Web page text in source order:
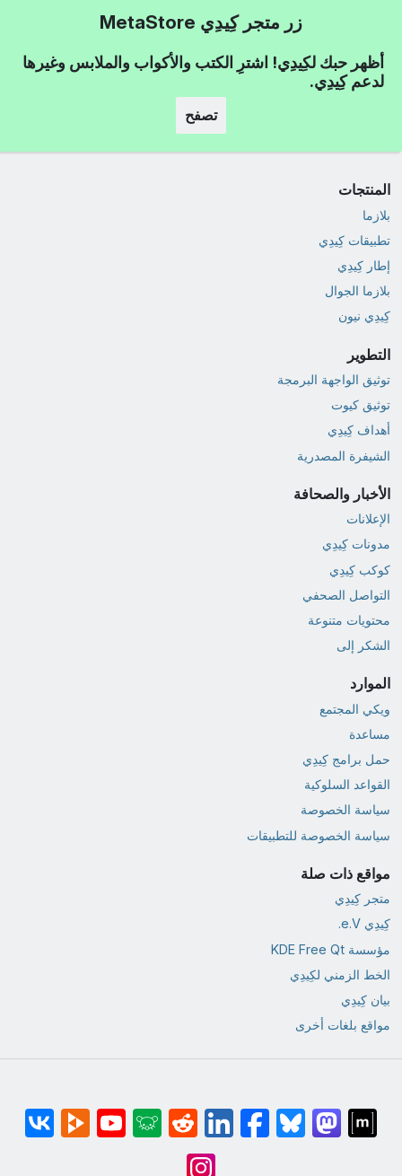
زر متجر كِيدِي MetaStore
أظهر حبك لكِيدِي! اشترِ الكتب والأكواب والملابس وغيرها
لدعم كِيدِي.
تصفح
المنتجات
بلازما
تطبيقات كِيدِي
إطار كِيدِي
بلازما الجوال
كِيدِي نيون
التطوير
توثيق الواجهة البرمجة
توثيق كيوت
أهداف كِيدِي
الشيفرة المصدرية
الأخبار والصحافة
الإعلانات
مدونات كِيدِي
كوكب كِيدِي
التواصل الصحفي
محتويات متنوعة
الشكر إلى
الموارد
ويكي المجتمع
مساعدة
حمل برامج كِيدِي
القواعد السلوكية
سياسة الخصوصة
سياسة الخصوصة للتطبيقات
مواقع ذات صلة
متجر كِيدِي
كِيدِي e.V.
مؤسسة KDE Free Qt
الخط الزمني لكِيدِي
بيان كِيدِي
مواقع بلغات أخرى